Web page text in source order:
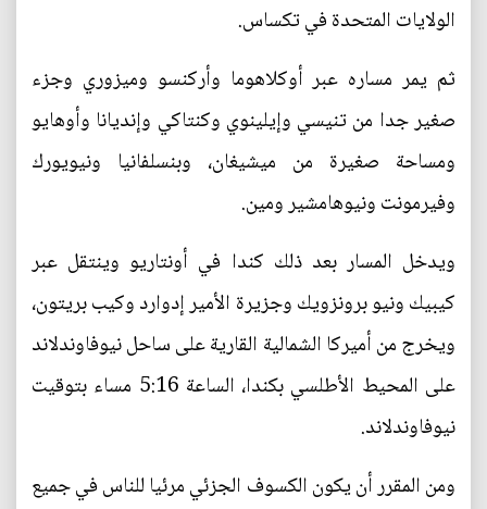
الولايات المتحدة في تكساس.
ثم يمر مساره عبر أوكلاهوما وأركنسو وميزوري وجزء
صغير جدا من تنيسي وإيلينوي وكنتاكي وإنديانا وأوهايو
ومساحة صغيرة من ميشيغان، وبنسلفانيا ونيويورك
وفيرمونت ونيوهامشير ومين.
ويدخل المسار بعد ذلك كندا في أونتاريو وينتقل عبر
كيبيك ونيو برونزويك وجزيرة الأمير إدوارد وكيب بريتون،
ويخرج من أميركا الشمالية القارية على ساحل نيوفاوندلاند
على المحيط الأطلسي بكندا، الساعة 5:16 مساء بتوقيت
نيوفاوندلاند.
ومن المقرر أن يكون الكسوف الجزئي مرئيا للناس في جميع